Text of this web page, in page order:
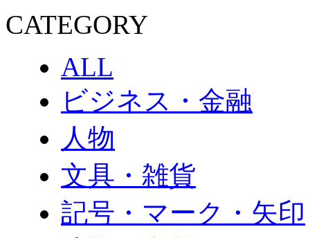
CATEGORY
ALL
ビジネス・金融
人物
文具・雑貨
記号・マーク・矢印